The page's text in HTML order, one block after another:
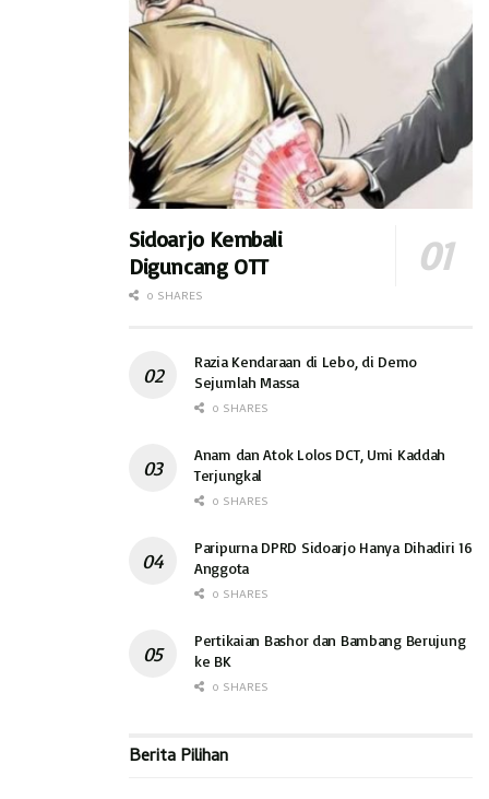
Sidoarjo Kembali
Diguncang OTT
0 SHARES
Razia Kendaraan di Lebo, di Demo
Sejumlah Massa
0 SHARES
Anam dan Atok Lolos DCT, Umi Kaddah
Terjungkal
0 SHARES
Paripurna DPRD Sidoarjo Hanya Dihadiri 16
Anggota
0 SHARES
Pertikaian Bashor dan Bambang Berujung
ke BK
0 SHARES
Berita Pilihan